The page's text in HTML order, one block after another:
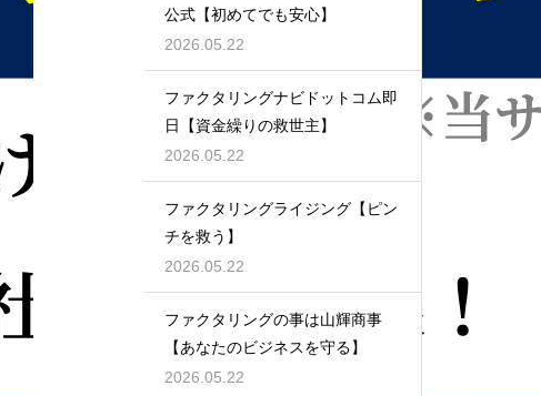
公式【初めてでも安心】
2026.05.22
ファクタリングナビドットコム即
日【資金繰りの救世主】
2026.05.22
ファクタリングライジング【ピン
チを救う】
2026.05.22
ファクタリングの事は山輝商事
【あなたのビジネスを守る】
2026.05.22